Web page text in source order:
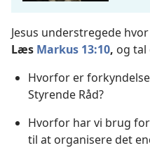
Jesus understregede
Læs Markus 13:10, og tal
Hvorfor er
Styrende Råd?
Hvorfor har vi brug
til at organisere det